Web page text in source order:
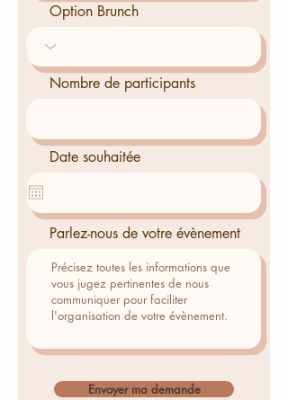
Option Brunch
Nombre de participants
Date souhaitée
Parlez-nous de votre évènement
Envoyer ma demande